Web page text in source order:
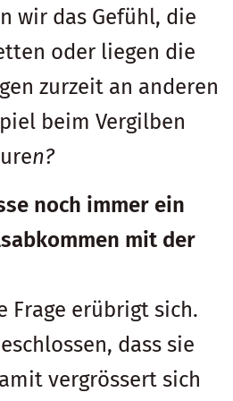
wir das Gefühl, die
oder liegen die
zurzeit an anderen
beim Vergilben
n?
noch immer ein
mit der
Frage erübrigt sich.
dass sie
vergrössert sich